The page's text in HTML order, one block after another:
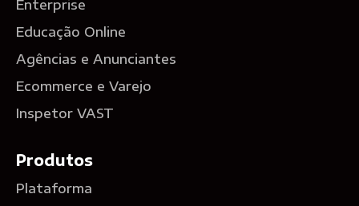
Enterprise
Educação Online
Agências e Anunciantes
Ecommerce e Varejo
Inspetor VAST
Produtos
Plataforma